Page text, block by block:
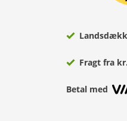
Fragt fra
Betal med